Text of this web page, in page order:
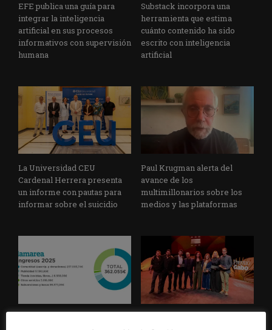
EFE publica una guía para
integrar la inteligencia
artificial en sus procesos
informativos con supervisión
humana
Substack incorpora una
herramienta que estima
cuánto contenido ha sido
escrito con inteligencia
artificial
La Universidad CEU
Cardenal Herrera presenta
un informe con pautas para
informar sobre el suicidio
Paul Krugman alerta del
avance de los
multimillonarios sobre los
medios y las plataformas